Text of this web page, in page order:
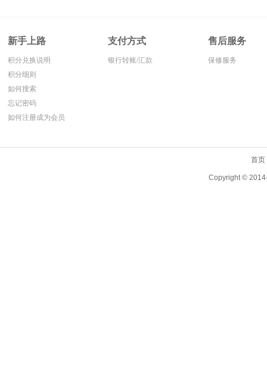
新手上路
积分兑换说明
积分细则
如何搜索
忘记密码
如何注册成为会员
支付方式
银行转账/汇款
售后服务
保修服务
首页
Copyright ©